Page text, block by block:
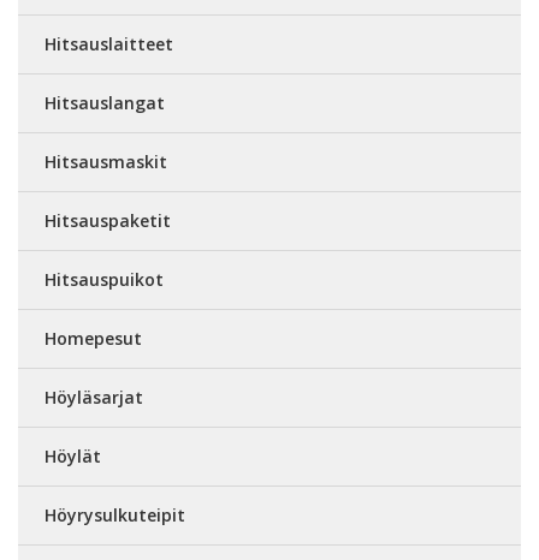
Hitsauslaitteet
Hitsauslangat
Hitsausmaskit
Hitsauspaketit
Hitsauspuikot
Homepesut
Höyläsarjat
Höylät
Höyrysulkuteipit